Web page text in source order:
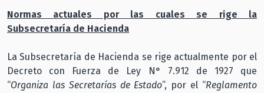
Normas actuales por las cuales se rige la
Subsecretaría de Hacienda
La Subsecretaría de Hacienda se rige actualmente por el
Decreto con Fuerza de Ley N° 7.912 de 1927 que
“Organiza las Secretarías de Estado”, por el “Reglamento